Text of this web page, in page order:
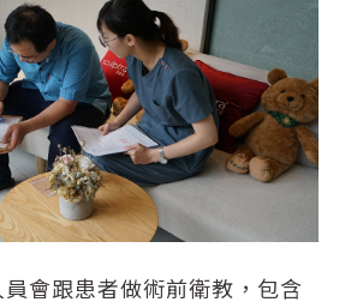
會跟患者做術前衛教，包含